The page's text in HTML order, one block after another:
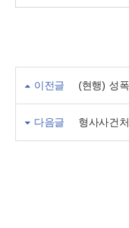
이전글 (현행) 성
다음글 형사사건